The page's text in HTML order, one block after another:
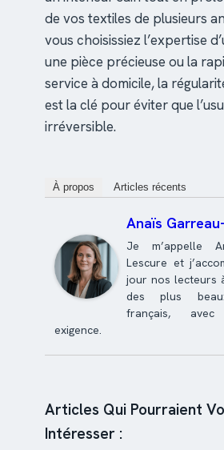
de vos textiles de plusieurs
vous choisissiez l’expertise
une pièce précieuse ou la
service à domicile, la
est la clé pour éviter que
irréversible.
À propos Articles récents
Anaïs
Je m’appelle
Lescure et
jour nos lecteurs
des plus
français,
exigence.
Articles Qui Pourraient
Intéresser :